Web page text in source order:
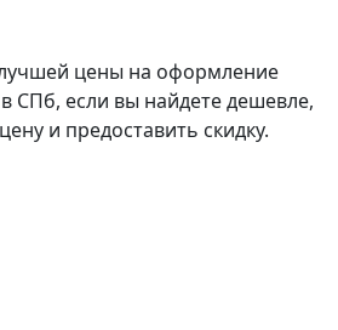
цены на оформление
СПб, если вы найдете дешевле,
и предоставить скидку.